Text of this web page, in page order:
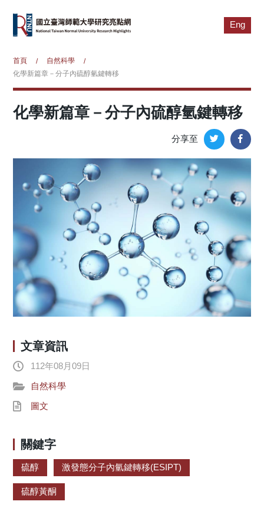
Eng
首頁 / 自然科學
/
化學新篇章－分子內硫醇氫鍵轉移
化學新篇章－分子內硫醇氫鍵轉移
分享至
文章資訊
112年08月09日
自然科學
圖文
關鍵字
硫醇 激發態分子內氫鍵轉移(ESIPT)
硫醇黃酮